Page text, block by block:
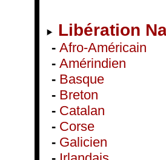
Libération
- Afro-Américain
- Amérindien
- Basque
- Breton
- Catalan
- Corse
- Galicien